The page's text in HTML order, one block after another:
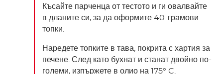
Късайте парченца от тестото и ги овалвайте
в дланите си, за да оформите 40-грамови
топки.
Наредете топките в тава, покрита с хартия за
печене. След като бухнат и станат двойно по-
големи, изпържете в олио на 175° C.